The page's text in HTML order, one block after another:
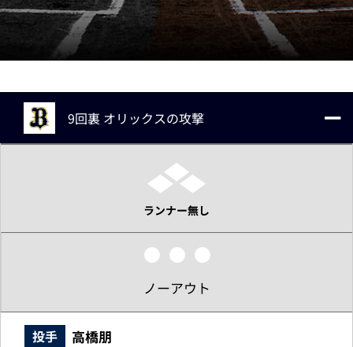
9回裏 オリックスの攻撃
ランナー無し
ノーアウト
投手
高橋朋